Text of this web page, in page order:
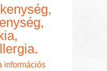
információs